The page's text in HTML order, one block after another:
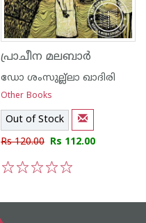
പ്രാചീന മലബാര്‍
ഡോ ശംസുല്ല്ലാ ഖാദിരി
Other Books
Out of Stock
Rs 120.00 Rs 112.00